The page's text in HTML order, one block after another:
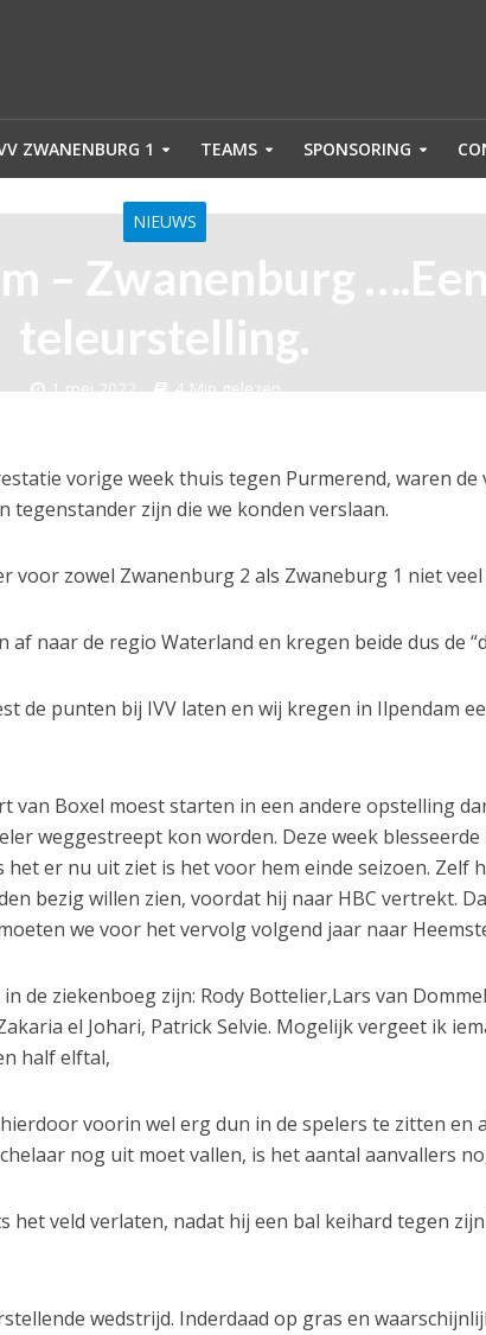
ZWANENBURG 1 TEAMS SPONSORING
NIEUWS
– Zwanenburg ….Een
teleurstelling.
1 mei 2022 4 Min gelezen
vorige week thuis tegen Purmerend, waren
tegenstander zijn die we konden verslaan.
voor zowel Zwanenburg 2 als Zwaneburg 1 niet
af naar de regio Waterland en kregen beide dus de
de punten bij IVV laten en wij kregen in Ilpendam
van Boxel moest starten in een andere opstelling
weggestreept kon worden. Deze week blesseerde
het er nu uit ziet is het voor hem einde seizoen. Zelf
bezig willen zien, voordat hij naar HBC vertrekt.
we voor het vervolg volgend jaar naar
de ziekenboeg zijn: Rody Bottelier,Lars van
el Johari, Patrick Selvie. Mogelijk vergeet ik
half elftal,
voorin wel erg dun in de spelers te zitten en
nog uit moet vallen, is het aantal aanvallers
het veld verlaten, nadat hij een bal keihard tegen
wedstrijd. Inderdaad op gras en